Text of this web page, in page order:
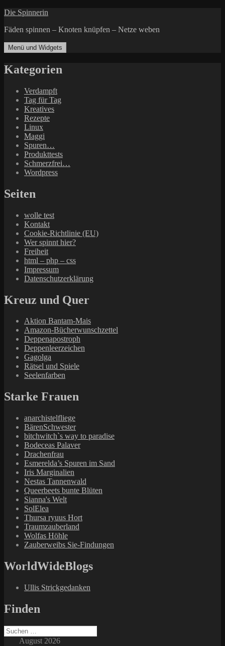
Zum
springen
Die Spinnerin
Fäden spinnen – Knoten knüpfen – Netze weben
Menü und Widgets
Kategorien
Verdampft
Tag für Tag
Kreatives
Rezepte
Linux
Maggi
Spuren…
Produkttests
Schmerzfrei…
Wordpress
Seiten
wolle test
Kontakt
Cookie-Richtlinie (EU)
Wer spinnt hier?
Freiheit
html – php – css
Impressum
Datenschutzerklärung
Kreuz und Quer
Aktion Bantam-Mais
Amazon-Bücherwunschzettel
Deppenapostroph
Deppenleerzeichen
Gagolga
Rätsel und Spiele
Seelenfarben
Starke Frauen
anarchistelfliege
BärenSchwester
bitchwitch`s way to paradise
Bodeceas Palaver
Drachenfrau
Esmerelda’s Spuren im Sand
Iris Marginalien
Nestas Tannenwald
Queerbeets bunte Blüten
Sianna's Welt
SolElea
Thursa ryuus Hort
Traumzauberland
Wolfas Höhle
Zauberweibs Sie-Findungen
WorldWideBlogs
Ullis Strickgedanken
Finden
Suchen
nach:August 2026